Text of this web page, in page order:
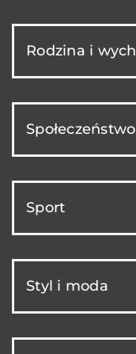
Rodzina i
Społeczeństwo
Sport
Styl i moda